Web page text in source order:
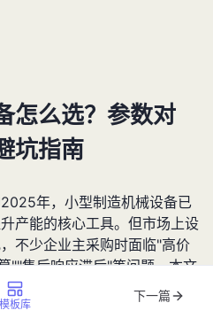
怎么选？参数对
坑指南
年，小型制造机械设备已
产能的核心工具。但市场上设
不少企业主采购时面临"高价
""售后响应滞后"等问题。本文
流品牌对比、真实用户案例
选高性价比的小型制造机械设
模板库
下一篇